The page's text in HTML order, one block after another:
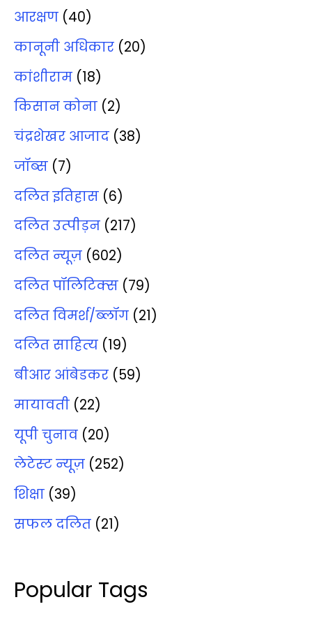
आरक्षण (40)
कानूनी अधिकार (20)
कांशीराम (18)
किसान कोना (2)
चंद्रशेखर आजाद (38)
जॉब्‍स (7)
दलित इतिहास (6)
दलित उत्‍पीड़न (217)
दलित न्‍यूज़ (602)
दलित पॉलिटिक्‍स (79)
दलित विमर्श/ब्‍लॉग (21)
दलित साहित्‍य (19)
बीआर आंबेडकर (59)
मायावती (22)
यूपी चुनाव (20)
लेटेस्‍ट न्‍यूज़ (252)
शिक्षा (39)
सफल दलित (21)
Popular Tags